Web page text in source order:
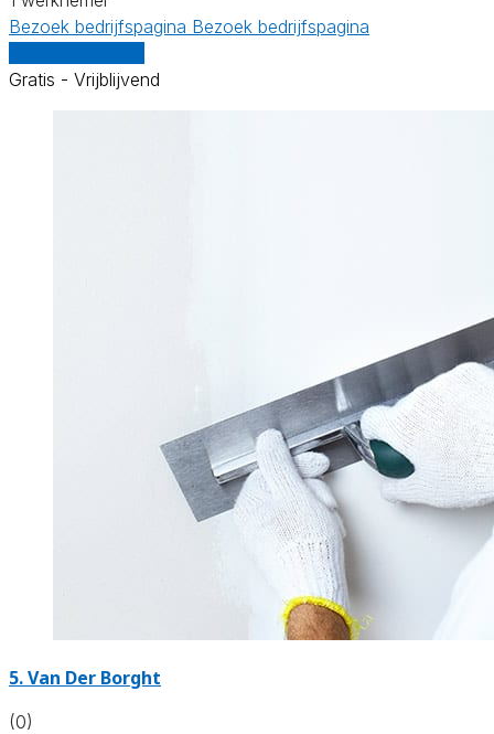
Bezoek bedrijfspagina Bezoek bedrijfspagina
Gratis - Vrijblijvend
5. Van Der Borght
(0)